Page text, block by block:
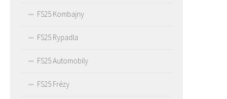
FS25 Kombajny
FS25 Rypadla
FS25 Automobily
FS25 Frézy